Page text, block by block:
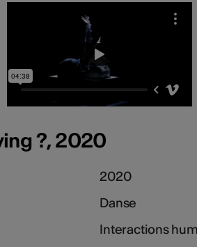
?, 2020
2020
Danse
Interactions